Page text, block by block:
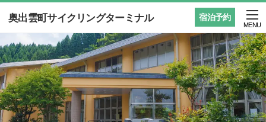
宿泊予約
奥出雲町サイクリングターミナル
MENU